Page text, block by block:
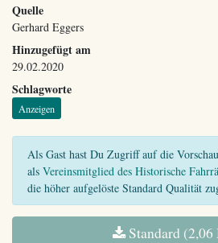
Quelle
Gerhard Eggers
Hinzugefügt am
29.02.2020
Schlagworte
Anzeigen
Als Gast hast Du Zugriff auf die
als Vereinsmitglied des Historische
die höher aufgelöste Standard Qualität
Standard